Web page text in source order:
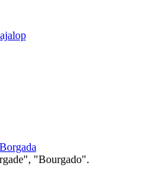
"Bourgado".